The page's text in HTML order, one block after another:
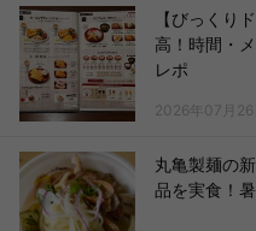
【びっくり
高！時間・
レポ
2026年07月26
丸亀製麺の
品を実食！